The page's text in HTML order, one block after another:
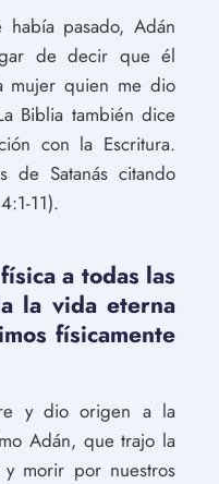
pasado, Adán
de decir que él
mujer quien me dio
Biblia también dice
con la Escritura.
de Satanás citando
11).
a todas las
la vida eterna
físicamente
y dio origen a la
Adán, que trajo la
morir por nuestros